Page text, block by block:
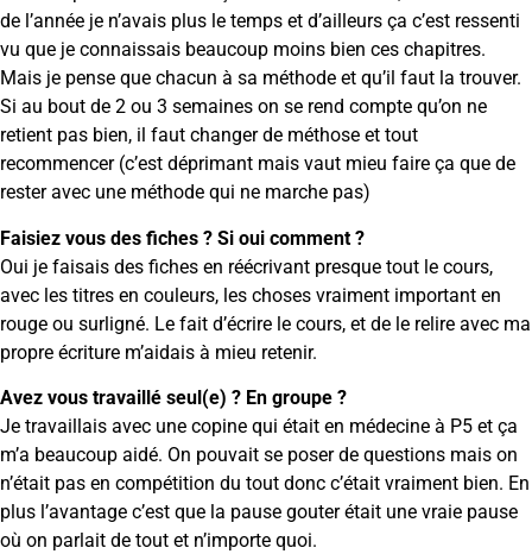
de l’année je n’avais plus le temps et d’ailleurs ça c’est ressenti
vu que je connaissais beaucoup moins bien ces chapitres.
Mais je pense que chacun à sa méthode et qu’il faut la trouver.
Si au bout de 2 ou 3 semaines on se rend compte qu’on ne
retient pas bien, il faut changer de méthose et tout
recommencer (c’est déprimant mais vaut mieu faire ça que de
rester avec une méthode qui ne marche pas)
Faisiez vous des fiches ? Si oui comment ?
Oui je faisais des fiches en réécrivant presque tout le cours,
avec les titres en couleurs, les choses vraiment important en
rouge ou surligné. Le fait d’écrire le cours, et de le relire avec ma
propre écriture m’aidais à mieu retenir.
Avez vous travaillé seul(e) ? En groupe ?
Je travaillais avec une copine qui était en médecine à P5 et ça
m’a beaucoup aidé. On pouvait se poser de questions mais on
n’était pas en compétition du tout donc c’était vraiment bien. En
plus l’avantage c’est que la pause gouter était une vraie pause
où on parlait de tout et n’importe quoi.